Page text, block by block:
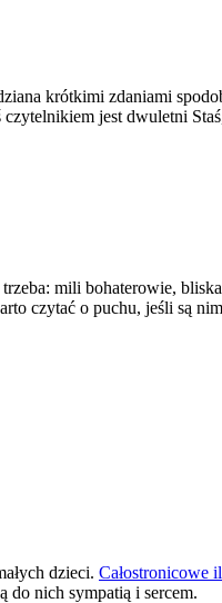
krótkimi zdaniami
jest dwuletni
mili bohaterowie,
czytać o puchu, jeśli są
dzieci. Całostronicowe
do nich sympatią i sercem.